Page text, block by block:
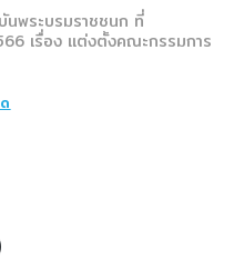
นพระบรมราชชนก ที่
เรื่อง แต่งตั้งคณะกรรมการ